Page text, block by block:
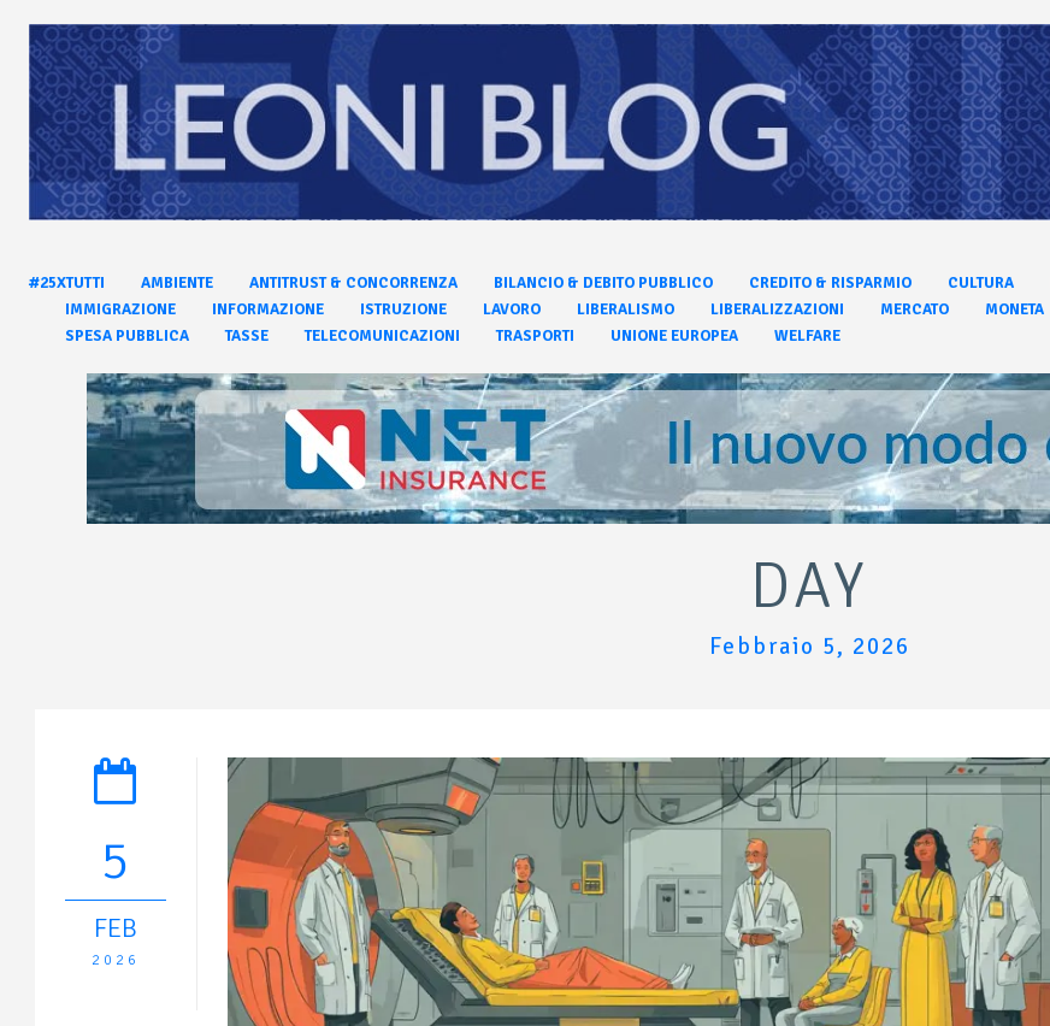
#25XTUTTI AMBIENTE ANTITRUST & CONCORRENZA BILANCIO & DEBITO PUBBLICO CREDITO & RISPARMIO CULTURA
IMMIGRAZIONE
INFORMAZIONE ISTRUZIONE LAVORO LIBERALISMO LIBERALIZZAZIONI MERCATO MONETA
SPESA PUBBLICA
TASSE TELECOMUNICAZIONI TRASPORTI UNIONE EUROPEA WELFARE
DAY
Febbraio 5, 2026
5
FEB
2026